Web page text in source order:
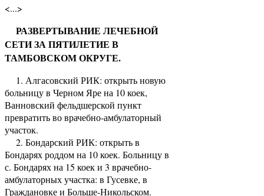
<...>
РАЗВЕРТЫВАНИЕ ЛЕЧЕБНОЙ
СЕТИ ЗА ПЯТИЛЕТИЕ В
ТАМБОВСКОМ ОКРУГЕ.
1. Алгасовский РИК: открыть новую
больницу в Черном Яре на 10 коек,
Ванновский фельдшерской пункт
превратить во врачебно-амбулаторный
участок.
2. Бондарский РИК: открыть в
Бондарях роддом на 10 коек. Больницу в
с. Бон­дарях на 15 коек и 3 врачебно-
амбулаторных участка: в Гусевке, в
Граждановке и Больше-Никольском.